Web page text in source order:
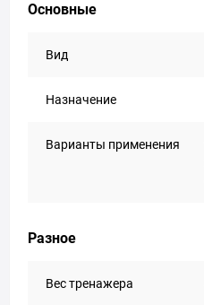
Основные
Вид
Назначение
Варианты применения
Разное
Вес тренажера